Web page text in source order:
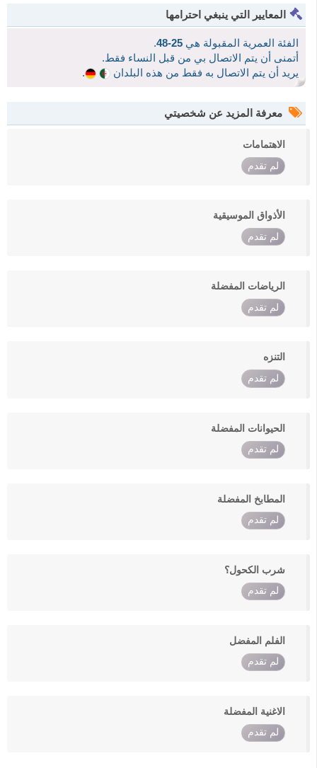
المعايير التي ينبغي احترامها
الفئة العمرية المقبولة هي 25-48
.
أتمنى أن يتم الاتصال بي من قبل النساء فقط.
يريد أن يتم الاتصال به فقط من هذه البلدان
.
معرفة المزيد عن شخصيتي
الاهتمامات
لم تقدم
الأذواق الموسيقية
لم تقدم
الرياضات المفضلة
لم تقدم
التنزه
لم تقدم
الحيوانات المفضلة
لم تقدم
المطابخ المفضلة
لم تقدم
شرب الكحول؟
لم تقدم
الفلم المفضل
لم تقدم
الاغنية المفضلة
لم تقدم